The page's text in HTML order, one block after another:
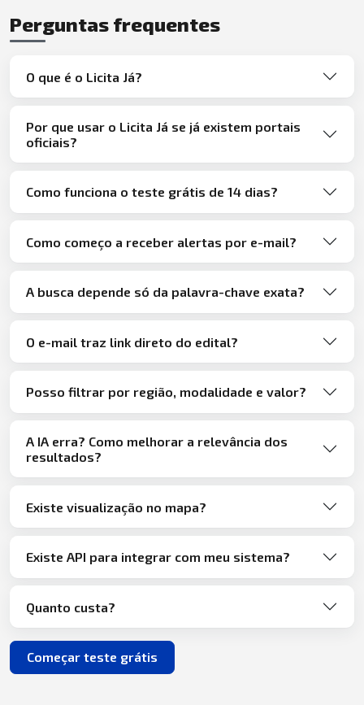
Perguntas frequentes
O que é o Licita Já?
Por que usar o Licita Já se já existem portais
oficiais?
Como funciona o teste grátis de 14 dias?
Como começo a receber alertas por e-mail?
A busca depende só da palavra-chave exata?
O e-mail traz link direto do edital?
Posso filtrar por região, modalidade e valor?
A IA erra? Como melhorar a relevância dos
resultados?
Existe visualização no mapa?
Existe API para integrar com meu sistema?
Quanto custa?
Começar teste grátis